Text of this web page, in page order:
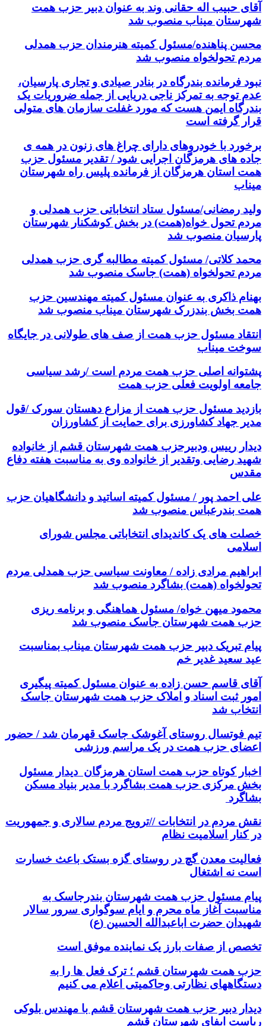
آقای حبیب اله حقانی وند به عنوان دبیر حزب همت
شهرستان میناب منصوب شد
محسن پناهنده/مسئول کمیته هنرمندان حزب همدلی
مردم تحولخواه منصوب شد
نبود فرمانده بندرگاه در بنادر صیادی و تجاری پارسیان،
عدم توجه به تمرکز ناجی دریایی از جمله ضروریات یک
بندرگاه ایمن هست که مورد غفلت سازمان های متولی
قرار گرفته است
برخورد با خودروهای دارای چراغ های زنون در همه ی
جاده های هرمزگان اجرایی شود / تقدیر مسئول حزب
همت استان هرمزگان از فرمانده پلیس راه شهرستان
میناب
ولید رمضانی/مسئول ستاد انتخاباتی حزب همدلی و
مردم تحول خواه(همت) در بخش کوشکنار شهرستان
پارسیان منصوب شد
محمد کلاتی/ مسئول کمیته مطالبه گری حزب همدلی
مردم تحولخواه (همت) جاسک منصوب شد
بهنام ذاکری به عنوان مسئول کمیته مهندسین حزب
همت بخش بندزرک شهرستان میناب منصوب شد
انتقاد مسئول حزب همت از صف های طولانی در جایگاه
سوخت میناب
پشتوانه اصلی حزب همت مردم است /رشد سیاسی
جامعه اولویت فعلی حزب همت
بازدید مسئول حزب همت از مزارع دهستان سورک /قول
مدیر جهاد کشاورزی برای حمایت از کشاورزان
دیدار رییس ودبیرحزب همت شهرستان قشم از خانواده
شهید رضایی وتقدیر از خانواده وی به مناسبت هفته دفاع
مقدس
علی احمد پور / مسئول کمیته اساتید و دانشگاهیان حزب
همت بندرعباس منصوب شد
خصلت های یک کاندیدای انتخاباتی مجلس شورای
اسلامی
ابراهیم مرادی زاده / معاونت سیاسی حزب همدلی مردم
تحولخواه (همت) بشاگرد منصوب شد
محمود میهن خواه/ مسئول هماهنگی و برنامه ریزی
حزب همت شهرستان جاسک منصوب شد
پیام تبریک دبیر حزب همت شهرستان میناب بمناسبت
عید سعید غدیر خم
آقای قاسم حسن زاده به عنوان مسئول کمیته پیگیری
امور ثبت اسناد و املاک حزب همت شهرستان جاسک
انتخاب شد
تیم فوتسال روستای آغوشک جاسک قهرمان شد / حضور
اعضای حزب همت در یک مراسم ورزشی
اخبار کوتاه حزب همت استان هرمزگان دیدار مسئول
بخش مرکزی حزب همت بشاگرد با مدیر بنیاد مسکن
بشاگرد
نقش مردم در انتخابات //ترویج مردم سالاری و جمهوریت
در کنار اسلامیت نظام
فعالیت معدن گچ در روستای گزه بستک باعث خسارت
است نه اشتغال
پیام مسئول حزب همت شهرستان بندرجاسک به
مناسبت آغاز ماه محرم و ایام سوگواری سرور سالار
شهیدان حضرت اباعبدالله الحسین (ع)
تخصص از صفات بارز یک نماینده موفق است
حزب همت شهرستان قشم ؛ ترک فعل ها را به
دستگاههای نظارتی وحاکمیتی اعلام می کنیم
دیدار دبیر حزب همت شهرستان قشم با مهندس بلوکی
ریاست ابفای شهرستان قشم